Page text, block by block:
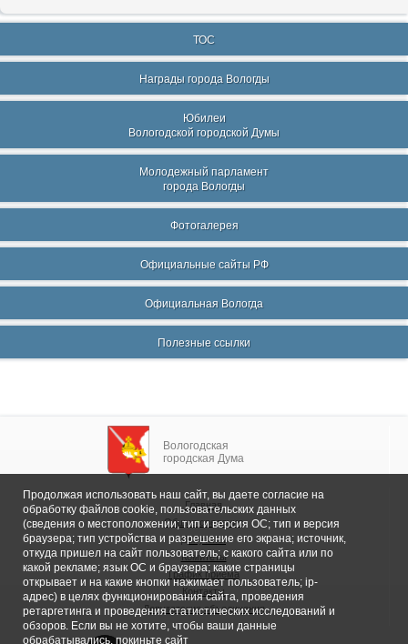
ТОС
Награды города Вологды
Юбилеи
Вологодской городской Думы
Молодежный парламент
города Вологды
Фотогалерея
Официальные сайты РФ
Официальная Вологда
Полезные ссылки
Вологодская
городская Дума
Главная
Общие сведения
Депутаты
Комитеты
График приема
Контакты
Депутатские объединения
Продолжая использовать наш сайт, вы даете согласие на
обработку файлов cookie, пользовательских данных
(сведения о местоположении; тип и версия ОС; тип и версия
браузера; тип устройства и разрешение его экрана; источник,
откуда пришел на сайт пользователь; с какого сайта или по
какой рекламе; язык ОС и браузера; какие страницы
открывает и на какие кнопки нажимает пользователь; ip-
адрес) в целях функционирования сайта, проведения
ретаргетинга и проведения статистических исследований и
обзоров. Если вы не хотите, чтобы ваши данные
обрабатывались, покиньте сайт